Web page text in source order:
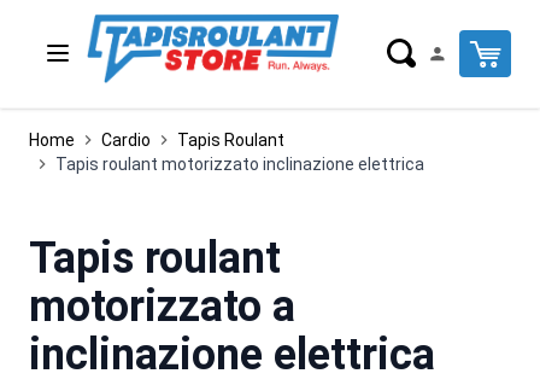
Salta al contenuto
Cart
Home Cardio
Tapis Roulant
Tapis roulant motorizzato inclinazione elettrica
Tapis roulant
motorizzato a
inclinazione elettrica